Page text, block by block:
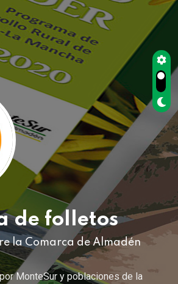
de folletos
la Comarca de Almadén
MonteSur y poblaciones de la